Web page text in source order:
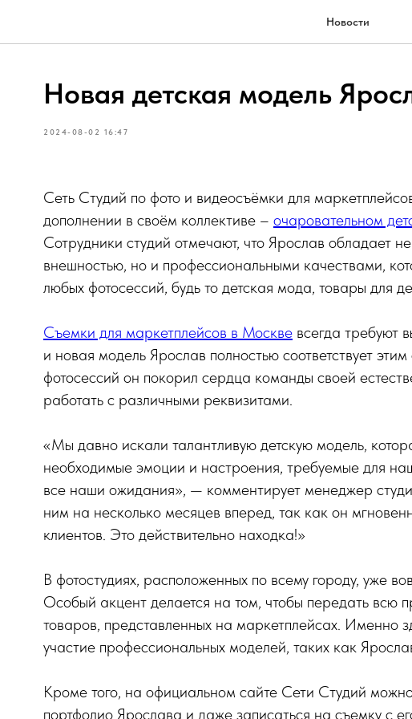
Новости
Новая детская модель
2024-08-02 16:47
Сеть Студий по фото и видеосъёмки для
дополнении в своём коллективе – очаровательном
Сотрудники студий отмечают, что Ярослав обладает
внешностью, но и профессиональными качествами,
любых фотосессий, будь то детская мода, товары для
Съемки для маркетплейсов в Москве всегда требуют
и новая модель Ярослав полностью соответствует
фотосессий он покорил сердца команды своей
работать с различными реквизитами.
«Мы давно искали талантливую детскую модель,
необходимые эмоции и настроения, требуемые для
все наши ожидания», — комментирует менеджер
ним на несколько месяцев вперед, так как он
клиентов. Это действительно находка!»
В фотостудиях, расположенных по всему городу, уже
Особый акцент делается на том, чтобы передать всю
товаров, представленных на маркетплейсах. Именно
участие профессиональных моделей, таких как
Кроме того, на официальном сайте Сети Студий
портфолио Ярослава и даже записаться на съемку с